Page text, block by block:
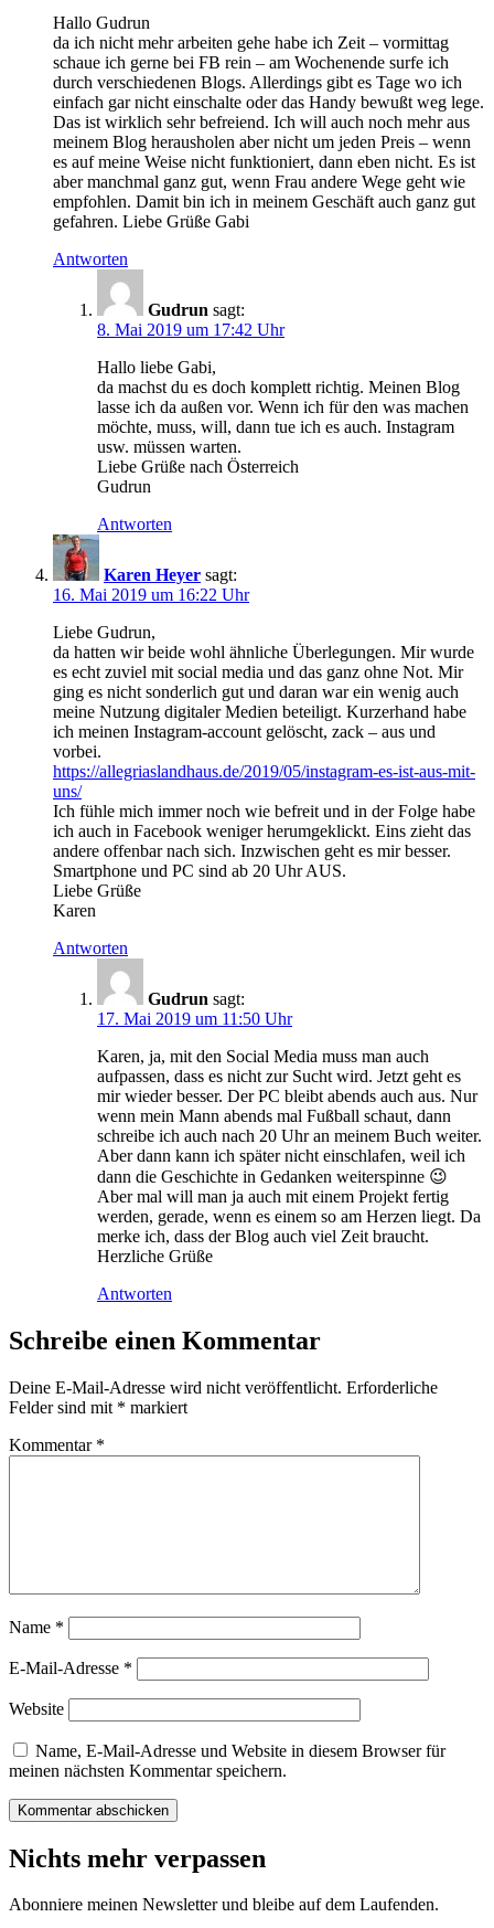
Hallo Gudrun
da ich nicht mehr arbeiten gehe habe ich Zeit – vormittag
schaue ich gerne bei FB rein – am Wochenende surfe ich
durch verschiedenen Blogs. Allerdings gibt es Tage wo ich
einfach gar nicht einschalte oder das Handy bewußt weg lege.
Das ist wirklich sehr befreiend. Ich will auch noch mehr aus
meinem Blog herausholen aber nicht um jeden Preis – wenn
es auf meine Weise nicht funktioniert, dann eben nicht. Es ist
aber manchmal ganz gut, wenn Frau andere Wege geht wie
empfohlen. Damit bin ich in meinem Geschäft auch ganz gut
gefahren. Liebe Grüße Gabi
Antworten
Gudrun sagt:
8. Mai 2019 um 17:42 Uhr
Hallo liebe Gabi,
da machst du es doch komplett richtig. Meinen Blog
lasse ich da außen vor. Wenn ich für den was machen
möchte, muss, will, dann tue ich es auch. Instagram
usw. müssen warten.
Liebe Grüße nach Österreich
Gudrun
Antworten
Karen Heyer sagt:
16. Mai 2019 um 16:22 Uhr
Liebe Gudrun,
da hatten wir beide wohl ähnliche Überlegungen. Mir wurde
es echt zuviel mit social media und das ganz ohne Not. Mir
ging es nicht sonderlich gut und daran war ein wenig auch
meine Nutzung digitaler Medien beteiligt. Kurzerhand habe
ich meinen Instagram-account gelöscht, zack – aus und
vorbei.
https://allegriaslandhaus.de/2019/05/instagram-es-ist-aus-mit-
uns/
Ich fühle mich immer noch wie befreit und in der Folge habe
ich auch in Facebook weniger herumgeklickt. Eins zieht das
andere offenbar nach sich. Inzwischen geht es mir besser.
Smartphone und PC sind ab 20 Uhr AUS.
Liebe Grüße
Karen
Antworten
Gudrun sagt:
17. Mai 2019 um 11:50 Uhr
Karen, ja, mit den Social Media muss man auch
aufpassen, dass es nicht zur Sucht wird. Jetzt geht es
mir wieder besser. Der PC bleibt abends auch aus. Nur
wenn mein Mann abends mal Fußball schaut, dann
schreibe ich auch nach 20 Uhr an meinem Buch weiter.
Aber dann kann ich später nicht einschlafen, weil ich
dann die Geschichte in Gedanken weiterspinne 😉
Aber mal will man ja auch mit einem Projekt fertig
werden, gerade, wenn es einem so am Herzen liegt. Da
merke ich, dass der Blog auch viel Zeit braucht.
Herzliche Grüße
Antworten
Schreibe einen Kommentar
Deine E-Mail-Adresse wird nicht veröffentlicht. Erforderliche
Felder sind mit * markiert
Kommentar *
Name *
E-Mail-Adresse *
Website
Name, E-Mail-Adresse und Website in diesem Browser für
meinen nächsten Kommentar speichern.
Nichts mehr verpassen
Abonniere meinen Newsletter und bleibe auf dem Laufenden.